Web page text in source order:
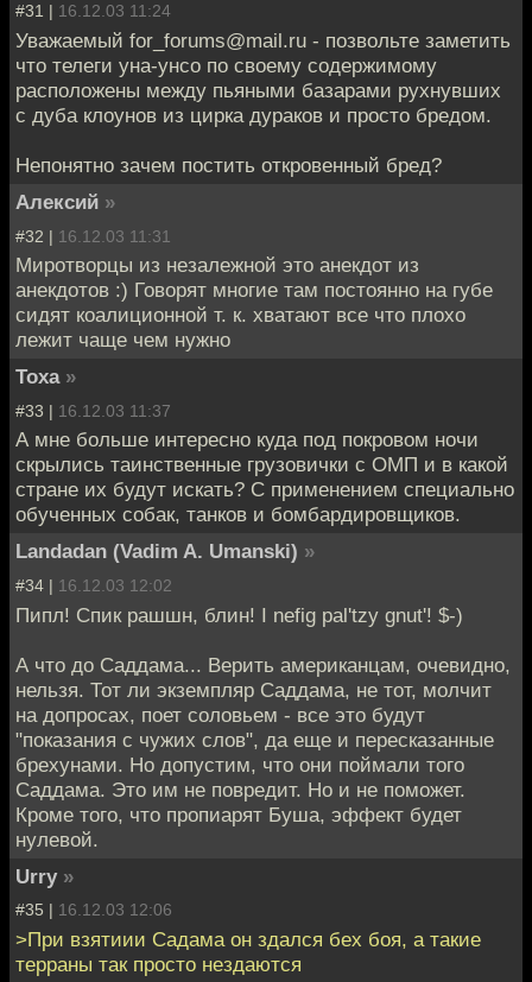
#31 | 16.12.03 11:24
Уважаемый for_forums@mail.ru - позвольте заметить
что телеги уна-унсо по своему содержимому
расположены между пьяными базарами рухнувших
с дуба клоунов из цирка дураков и просто бредом.
Непонятно зачем постить откровенный бред?
Алексий »
#32 | 16.12.03 11:31
Миротворцы из незалежной это анекдот из
анекдотов :) Говорят многие там постоянно на губе
сидят коалиционной т. к. хватают все что плохо
лежит чаще чем нужно
Toxa »
#33 | 16.12.03 11:37
А мне больше интересно куда под покровом ночи
скрылись таинственные грузовички с ОМП и в какой
стране их будут искать? С применением специально
обученных собак, танков и бомбардировщиков.
Landadan (Vadim A. Umanski) »
#34 | 16.12.03 12:02
Пипл! Спик рашшн, блин! I nefig pal'tzy gnut'! $-)
А что до Саддама... Верить американцам, очевидно,
нельзя. Тот ли экземпляр Саддама, не тот, молчит
на допросах, поет соловьем - все это будут
"показания с чужих слов", да еще и пересказанные
брехунами. Но допустим, что они поймали того
Саддама. Это им не повредит. Но и не поможет.
Кроме того, что пропиарят Буша, эффект будет
нулевой.
Urry »
#35 | 16.12.03 12:06
>При взятиии Садама он здался бех боя, а такие
терраны так просто нездаются